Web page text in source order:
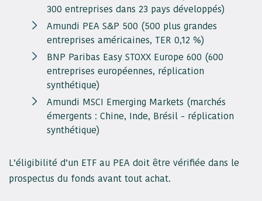
300 entreprises dans 23 pays développés)
Amundi PEA S&P 500 (500 plus grandes
entreprises américaines, TER 0,12 %)
BNP Paribas Easy STOXX Europe 600 (600
entreprises européennes, réplication
synthétique)
Amundi MSCI Emerging Markets (marchés
émergents : Chine, Inde, Brésil - réplication
synthétique)
L’éligibilité d’un ETF au PEA doit être vérifiée dans le
prospectus du fonds avant tout achat.